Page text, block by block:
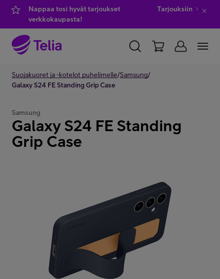
Nappaa tosi hyvät tarjoukset
verkkokaupasta!
Tarjouksiin
YKSITYISILLE YRITYKSILLE WHOLESALE
Kauppa
Minun Telia Yrityksille
Inspiroidu
Suojakuoret ja -kotelot puhelimelle/Samsung/
Galaxy S24 FE Standing Grip Case
Samsung
Galaxy S24 FE Standing
Grip Case